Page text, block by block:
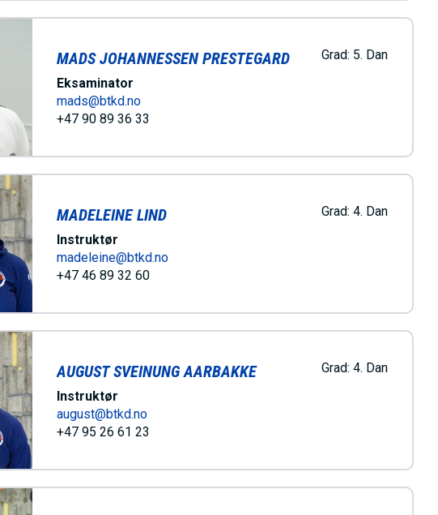
Grad: 5. Dan
MADS JOHANNESSEN PRESTEGARD
Eksaminator
mads@btkd.no
+47 90 89 36 33
Grad: 4. Dan
MADELEINE LIND
Instruktør
madeleine@btkd.no
+47 46 89 32 60
Grad: 4. Dan
AUGUST SVEINUNG AARBAKKE
Instruktør
august@btkd.no
+47 95 26 61 23